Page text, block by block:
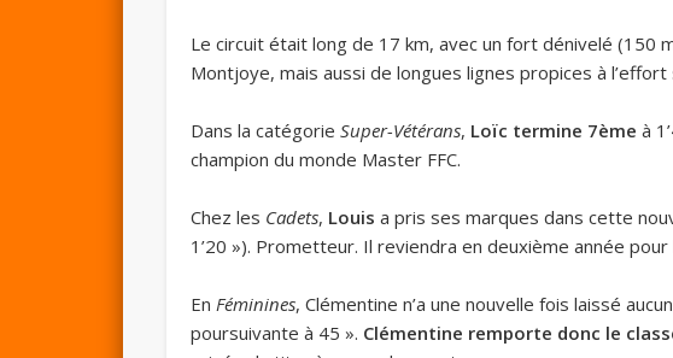
Le circuit était long de 17 km, avec un fort dénivelé (150
Montjoye, mais aussi de longues lignes propices à l’effort
Dans la catégorieSuper-Vétérans, Loïc termine 7ème à
champion du monde Master FFC.
Chez les Cadets, Louis a pris ses marques dans cette
1’20 »). Prometteur. Il reviendra en deuxième année pour
EnFéminines, Clémentine n’a une nouvelle fois laissé
poursuivante à 45 ». Clémentine remporte donc le